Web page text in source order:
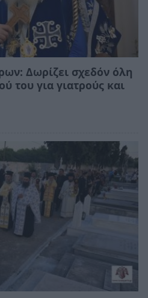
Δωρίζει σχεδόν όλη
του για γιατρούς και